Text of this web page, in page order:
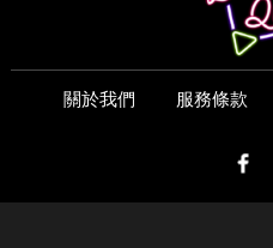
關於我們 服務條款